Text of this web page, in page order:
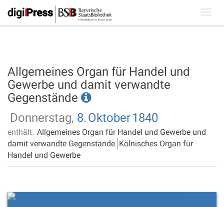
Allgemeines Organ für Handel und
Gewerbe und damit verwandte
Gegenstände
Donnerstag, 8.Oktober1840
enthält: Allgemeines Organ für Handel und Gewerbe und
damit verwandte Gegenstände Kölnisches Organ für
Handel und Gewerbe